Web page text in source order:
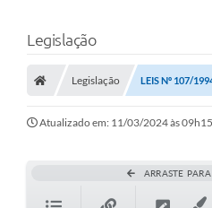
Legislação
Legislação LEIS Nº 107/
Atualizado em: 11/03/2024 às 09h15
ARRASTE